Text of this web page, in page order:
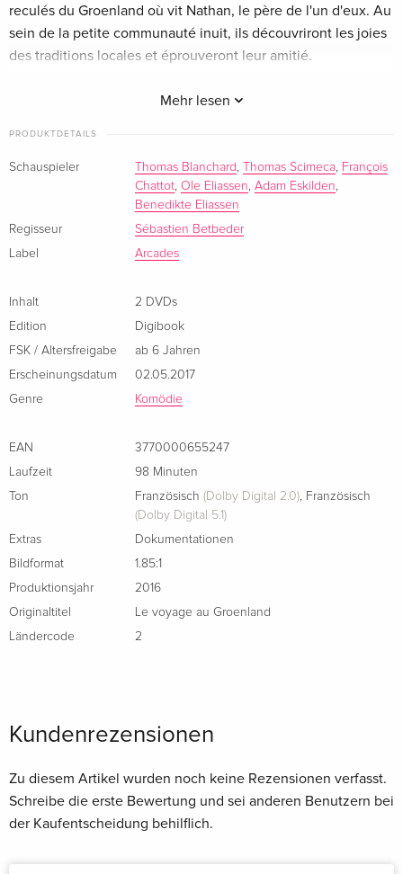
Mehr lesen
reculés du Groenland où vit Nathan, le père de l'un d'eux. Au
sein de la petite communauté inuit, ils découvriront les joies
des traditions locales et éprouveront leur amitié.
Inupiluk , de Sébastien Betbeder (34’)
Le film que nous tournerons au Groenland , de Sébastien
2 films de Sébastien Betbeder
Webserie (10 épisodes): Thomas et Thomas s’en vont au
Groenland (35’)
Le journal de bord du tournage (45’)
Documentaire: Kullorsuaq : Vivre sur la glace » (20’)
PRODUKTDETAILS
Schauspieler Thomas Blanchard , Thomas Scimeca, François
Chattot, Ole Eliassen, Adam Eskilden,
Benedikte Eliassen
Regisseur
Sébastien Betbeder
Label
Arcades
Inhalt
2 DVDs
Edition
Digibook
FSK / Altersfreigabe
ab 6 Jahren
Erscheinungsdatum
02.05.2017
Genre
Komödie
EAN
3770000655247
Laufzeit
98 Minuten
Ton
Französisch (Dolby Digital 2.0), Französisch
(Dolby Digital 5.1)
Extras
Dokumentationen
Bildformat
1.85:1
Produktionsjahr
2016
Originaltitel
Le voyage au Groenland
Ländercode
2
Kundenrezensionen
Zu diesem Artikel wurden noch keine Rezensionen verfasst.
Schreibe die erste Bewertung und sei anderen Benutzern bei
der Kaufentscheidung behilflich.